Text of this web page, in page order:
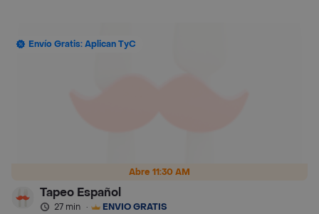
Abre 11:30 AM
Envío Gratis: Aplican TyC
Tapeo Español
27 min · ENVÍO GRATIS